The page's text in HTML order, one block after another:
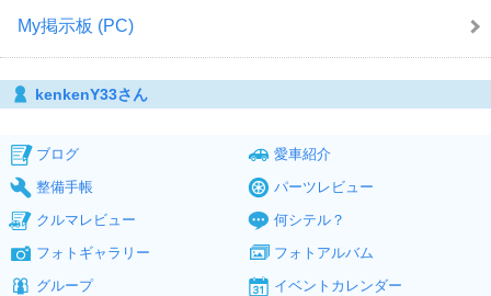
My掲示板 (PC)
kenkenY33さん
ブログ
愛車紹介
整備手帳
パーツレビュー
クルマレビュー
何シテル？
フォトギャラリー
フォトアルバム
グループ
イベントカレンダー